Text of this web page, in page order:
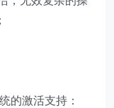
的激活支持：